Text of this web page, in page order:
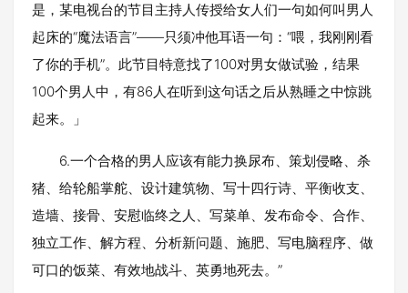
是，某电视台的节目主持人传授给女人们一句如何叫男人
起床的“魔法语言”——只须冲他耳语一句：“喂，我刚刚看
了你的手机”。此节目特意找了100对男女做试验，结果
100个男人中，有86人在听到这句话之后从熟睡之中惊跳
起来。」
6.一个合格的男人应该有能力换尿布、策划侵略、杀
猪、给轮船掌舵、设计建筑物、写十四行诗、平衡收支、
造墙、接骨、安慰临终之人、写菜单、发布命令、合作、
独立工作、解方程、分析新问题、施肥、写电脑程序、做
可口的饭菜、有效地战斗、英勇地死去。”